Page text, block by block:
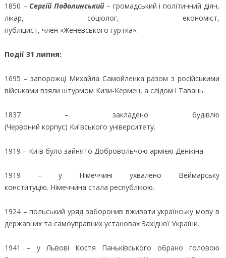
1850 – Сергій Подолинський– громадський і політичний діяч,
лікар, соціолог, економіст,
публіцист, член «Женевського гуртка».
Події 31 липня:
1695 – запорожці Михайла Самойленка разом з російськими
військами взяли штурмом Кизи-Кермен, а слідом і Тавань.
1837 – закладено будівлю
(Червоний корпус) Київського університету.
1919 – Київ було зайнято Добровольчою армією Денікіна.
1919 – у Німеччині ухвалено Веймарську
конституцію. Німеччина стала республікою.
1924 – польський уряд заборонив вживати українську мову в
державних та самоуправних установах Західної України.
1941 – у Львові Костя Паньківського обрано головою